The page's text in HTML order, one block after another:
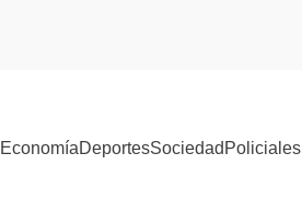
EconomíaDeportesSociedad Policiales